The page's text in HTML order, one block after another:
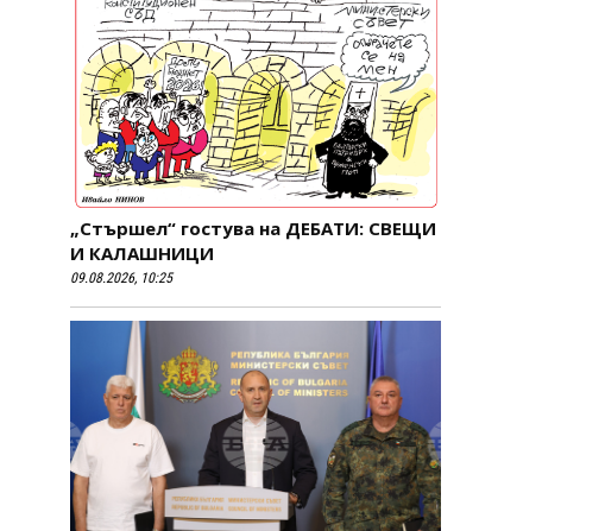
„Стършел“ гостува на ДЕБАТИ: СВЕЩИ
И КАЛАШНИЦИ
09.08.2026, 10:25